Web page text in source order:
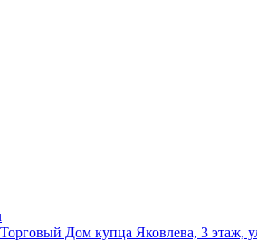
Торговый Дом купца Яковлева, 3 этаж,